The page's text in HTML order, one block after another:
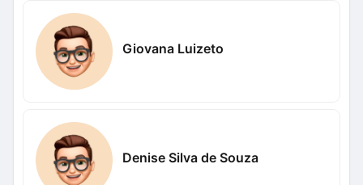
Giovana Luizeto
Denise Silva de Souza